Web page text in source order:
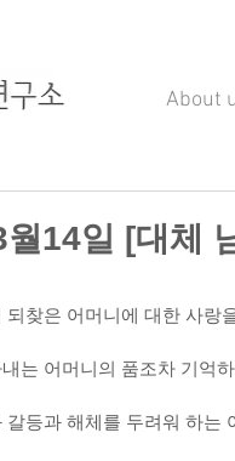
About
14일 [대체
찾은 어머니에 대한 사랑
는 어머니의 품조차 기억
등과 해체를 두려워 하는